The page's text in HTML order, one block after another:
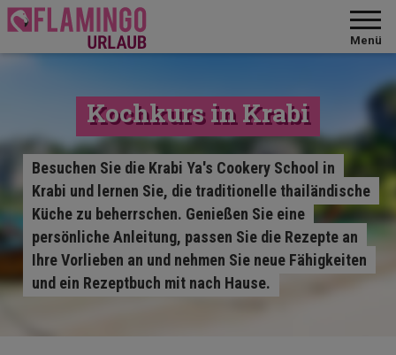
Menü
Kochkurs in Krabi
Besuchen Sie die Krabi Ya's Cookery School in
Krabi und lernen Sie, die traditionelle thailändische
Küche zu beherrschen. Genießen Sie eine
persönliche Anleitung, passen Sie die Rezepte an
Ihre Vorlieben an und nehmen Sie neue Fähigkeiten
und ein Rezeptbuch mit nach Hause.